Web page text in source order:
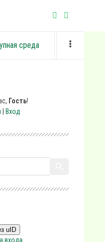
среда
, Гость!
Вход
uID
входа